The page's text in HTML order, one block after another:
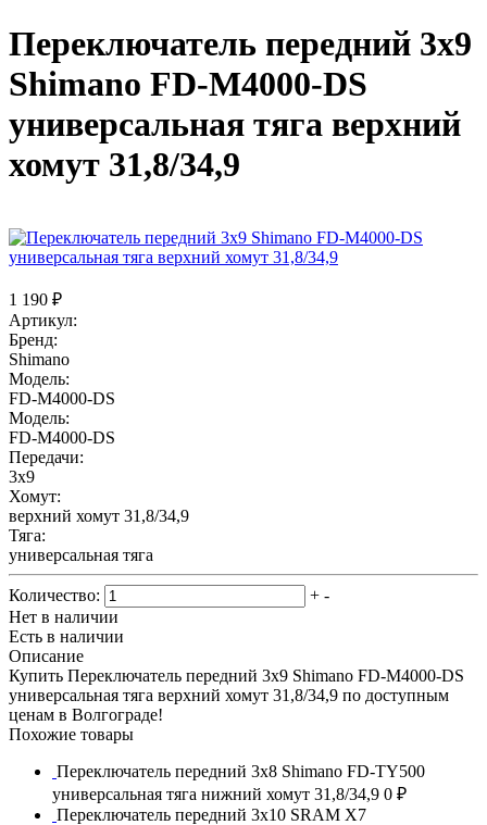
Переключатель передний 3x9
Shimano FD-M4000-DS
универсальная тяга верхний
хомут 31,8/34,9
1 190 ₽
Артикул:
Бренд:
Shimano
Модель:
FD-M4000-DS
Модель:
FD-M4000-DS
Передачи:
3x9
Хомут:
верхний хомут 31,8/34,9
Тяга:
универсальная тяга
Количество: + -
Нет в наличии
Есть в наличии
Описание
Купить Переключатель передний 3x9 Shimano FD-M4000-DS
универсальная тяга верхний хомут 31,8/34,9 по доступным
ценам в Волгограде!
Похожие товары
Переключатель передний 3x8 Shimano FD-TY500
универсальная тяга нижний хомут 31,8/34,9 0 ₽
Переключатель передний 3x10 SRAM X7